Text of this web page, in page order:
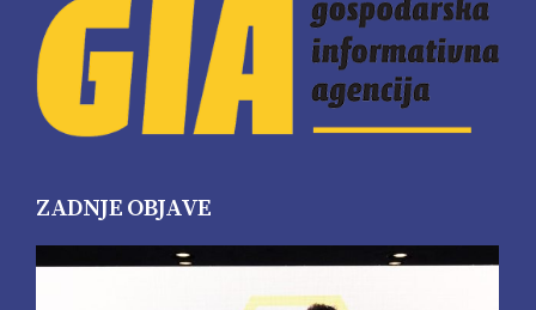
ZADNJE OBJAVE